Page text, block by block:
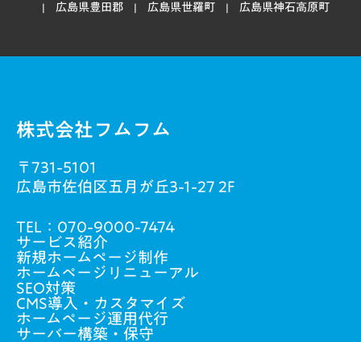
広島県豊田郡
広島県世羅町 広島県神石高原町
株式会社フムフム
〒731-5101
広島市佐伯区五月が丘3-1-27 2F
TEL： 070-9000-7474
サービス紹介
新規ホームページ制作
ホームページリニューアル
SEO対策
CMS導入・カスタマイズ
ホームページ運用代行
サーバー構築・保守